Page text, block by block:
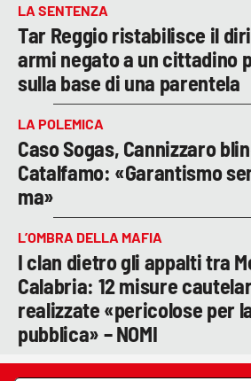
LA SENTENZA
Tar Reggio ristabilisce il
armi negato a un cittadino
sulla base di una parentela
LA POLEMICA
Caso Sogas, Cannizzaro
Catalfamo: «Garantismo
ma»
L’OMBRA DELLA MAFIA
I clan dietro gli appalti tra
Calabria: 12 misure
realizzate «pericolose per
pubblica» – NOMI